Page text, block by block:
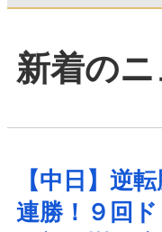
新着の
【中日】逆
連勝！９回